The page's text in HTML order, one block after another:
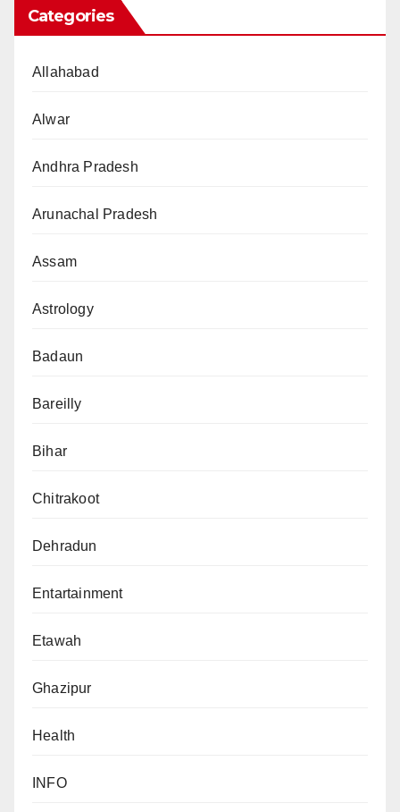
Categories
Allahabad
Alwar
Andhra Pradesh
Arunachal Pradesh
Assam
Astrology
Badaun
Bareilly
Bihar
Chitrakoot
Dehradun
Entartainment
Etawah
Ghazipur
Health
INFO